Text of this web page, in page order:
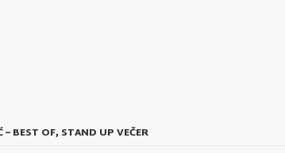
– BEST OF, STAND UP VEČER